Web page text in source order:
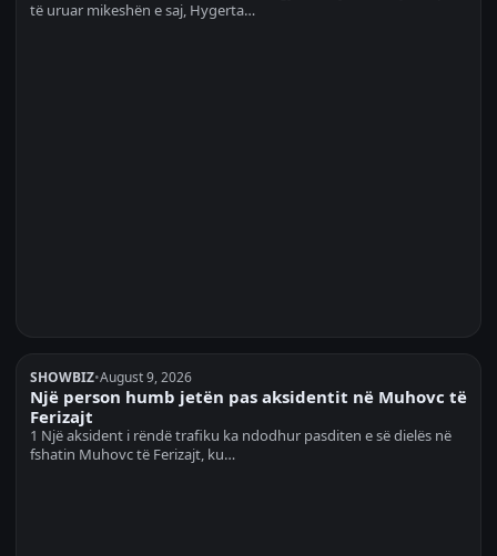
të uruar mikeshën e saj, Hygerta…
SHOWBIZ•August 9, 2026
Një person humb jetën pas aksidentit në Muhovc të
Ferizajt
1 Një aksident i rëndë trafiku ka ndodhur pasditen e së dielës në
fshatin Muhovc të Ferizajt, ku…